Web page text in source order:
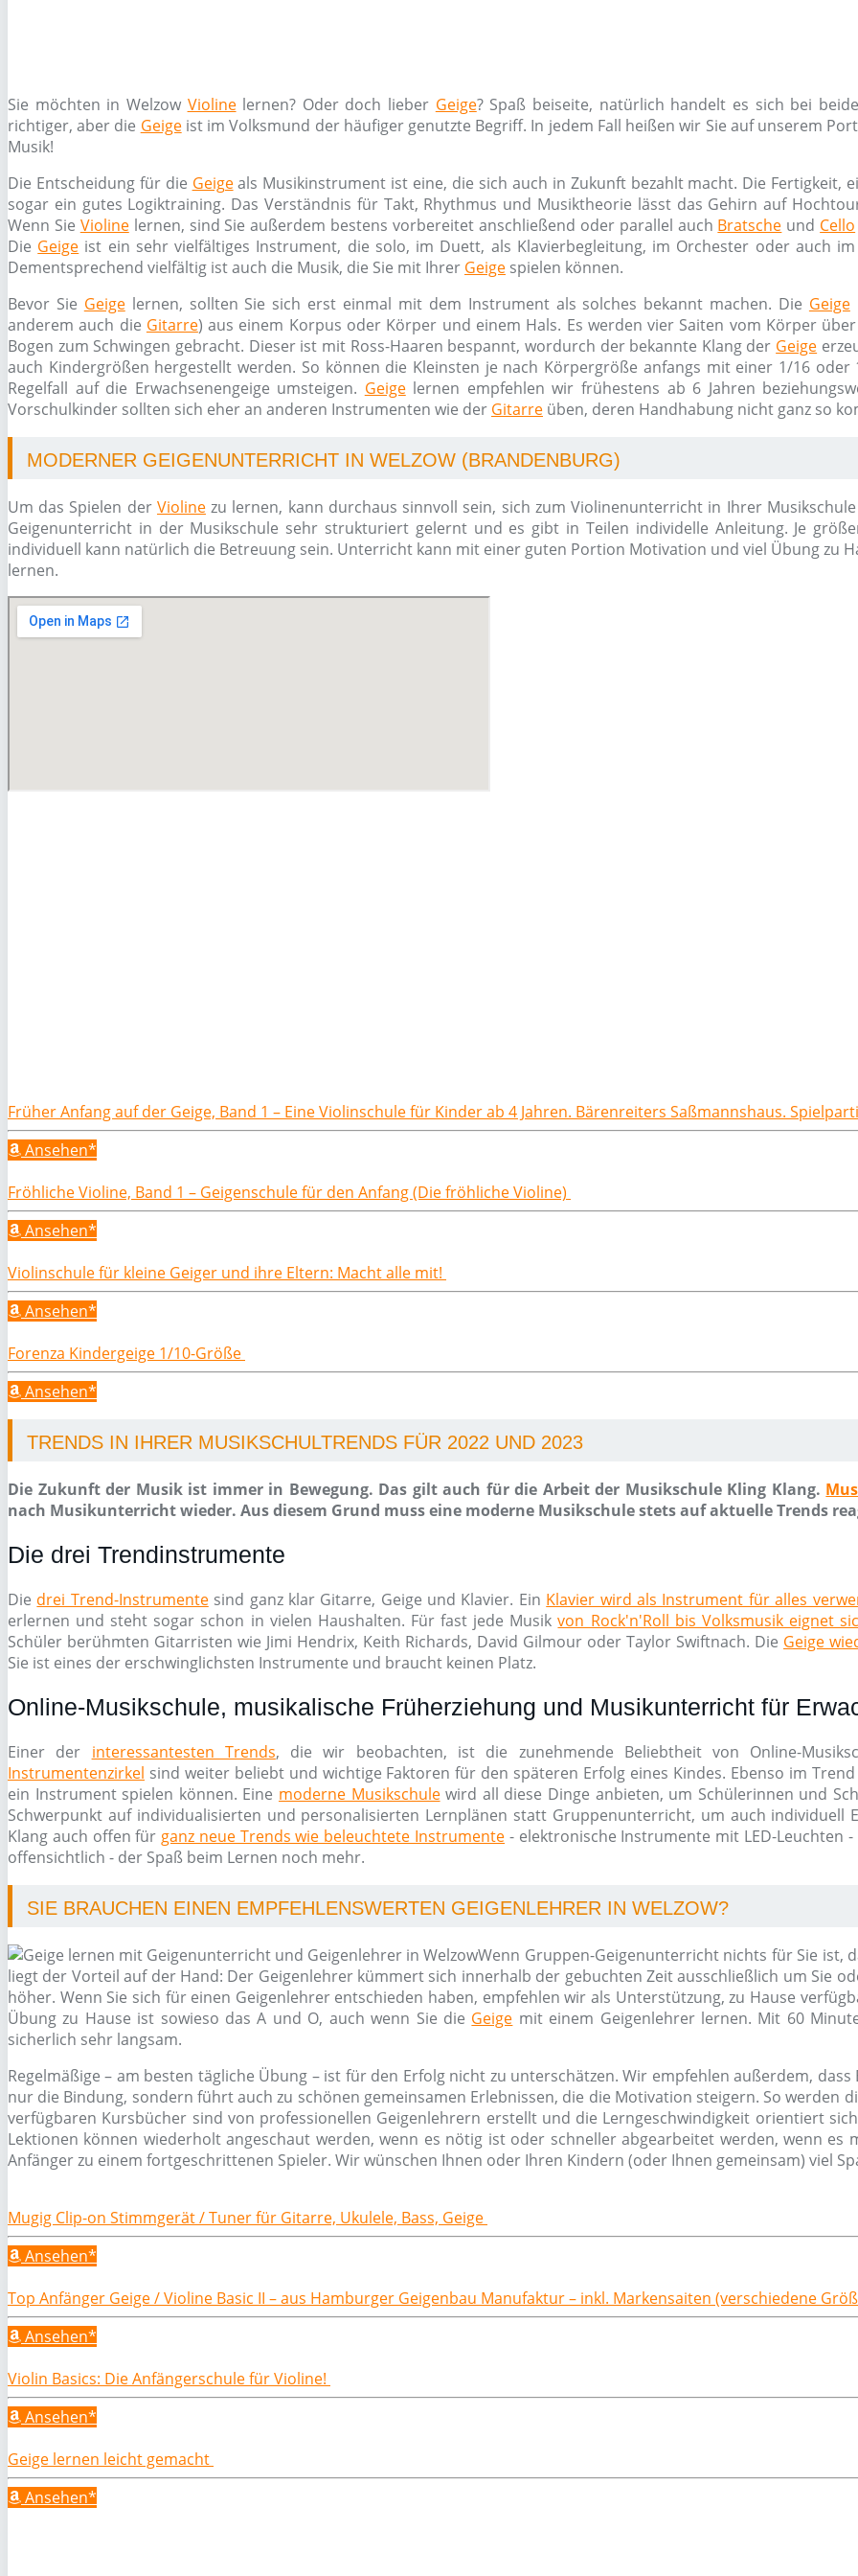
Sie möchten in Welzow Violinelernen? Oder doch lieber Geige? Spaß beiseite, natürlich handelt es sich bei
richtiger, aber die Geigeist im Volksmund der häufiger genutzte Begriff. In jedem Fall heißen wir Sie auf unserem
Musik!
Die Entscheidung für die Geigeals Musikinstrument ist eine, die sich auch in Zukunft bezahlt macht. Die Fertigkeit,
sogar ein gutes Logiktraining. Das Verständnis für Takt, Rhythmus und Musiktheorie lässt das Gehirn auf
Wenn Sie Violinelernen, sind Sie außerdem bestens vorbereitet anschließend oder parallel auch Bratsche und Cello
Die Geige ist ein sehr vielfältiges Instrument, die solo, im Duett, als Klavierbegleitung, im Orchester oder auch
Dementsprechend vielfältig ist auch die Musik, die Sie mit Ihrer Geige spielen können.
Bevor Sie Geigelernen, sollten Sie sich erst einmal mit dem Instrument als solches bekannt machen. Die Geige
anderem auch die Gitarre) aus einem Korpus oder Körper und einem Hals. Es werden vier Saiten vom Körper
Bogen zum Schwingen gebracht. Dieser ist mit Ross-Haaren bespannt, wordurch der bekannte Klang der Geige
auch Kindergrößen hergestellt werden. So können die Kleinsten je nach Körpergröße anfangs mit einer 1/16
Regelfall auf die Erwachsenengeige umsteigen. Geigelernen empfehlen wir frühestens ab 6 Jahren
Vorschulkinder sollten sich eher an anderen Instrumenten wie der Gitarre üben, deren Handhabung nicht ganz so
MODERNER GEIGENUNTERRICHT IN WELZOW (BRANDENBURG)
Um das Spielen der Violinezu lernen, kann durchaus sinnvoll sein, sich zum Violinenunterricht in Ihrer
Geigenunterricht in der Musikschule sehr strukturiert gelernt und es gibt in Teilen individelle Anleitung. Je
individuell kann natürlich die Betreuung sein. Unterricht kann mit einer guten Portion Motivation und viel Übung zu
lernen.
Früher Anfang auf der Geige, Band 1 – Eine Violinschule für Kinder ab 4 Jahren. Bärenreiters Saßmannshaus.
Ansehen*
Fröhliche Violine, Band 1 – Geigenschule für den Anfang (Die fröhliche Violine)
Ansehen*
Violinschule für kleine Geiger und ihre Eltern: Macht alle mit!
Ansehen*
Forenza Kindergeige 1/10-Größe
Ansehen*
TRENDS IN IHRER MUSIKSCHULTRENDS FÜR 2022 UND 2023
Die Zukunft der Musik ist immer in Bewegung. Das gilt auch für die Arbeit der Musikschule Kling Klang.
nach Musikunterricht wieder. Aus diesem Grund muss eine moderne Musikschule stets auf aktuelle Trends
Die drei Trendinstrumente
Die drei Trend-Instrumentesind ganz klar Gitarre, Geige und Klavier. Ein Klavier wird als Instrument für alles
erlernen und steht sogar schon in vielen Haushalten. Für fast jede Musikvon Rock'n'Roll bis Volksmusik eignet
Schüler berühmten Gitarristen wie Jimi Hendrix, Keith Richards, David Gilmour oder Taylor Swiftnach. Die Geige
Sie ist eines der erschwinglichsten Instrumente und braucht keinen Platz.
Online-Musikschule, musikalische Früherziehung und Musikunterricht für
Einer der interessantesten Trends, die wir beobachten, ist die zunehmende Beliebtheit von Online-
Instrumentenzirkel sind weiter beliebt und wichtige Faktoren für den späteren Erfolg eines Kindes. Ebenso im
ein Instrument spielen können. Eine moderne Musikschulewird all diese Dinge anbieten, um Schülerinnen und
Schwerpunkt auf individualisierten und personalisierten Lernplänen statt Gruppenunterricht, um auch individuell
Klang auch offen für ganz neue Trends wie beleuchtete Instrumente - elektronische Instrumente mit LED-Leuchten
offensichtlich - der Spaß beim Lernen noch mehr.
SIE BRAUCHEN EINEN EMPFEHLENSWERTEN GEIGENLEHRER IN WELZOW?
Wenn Gruppen-Geigenunterricht nichts für Sie ist,
liegt der Vorteil auf der Hand: Der Geigenlehrer kümmert sich innerhalb der gebuchten Zeit ausschließlich um Sie
höher. Wenn Sie sich für einen Geigenlehrer entschieden haben, empfehlen wir als Unterstützung, zu Hause
Übung zu Hause ist sowieso das A und O, auch wenn Sie die Geige mit einem Geigenlehrer lernen. Mit 60
sicherlich sehr langsam.
Regelmäßige – am besten tägliche Übung – ist für den Erfolg nicht zu unterschätzen. Wir empfehlen außerdem,
nur die Bindung, sondern führt auch zu schönen gemeinsamen Erlebnissen, die die Motivation steigern. So werden
verfügbaren Kursbücher sind von professionellen Geigenlehrern erstellt und die Lerngeschwindigkeit orientiert
Lektionen können wiederholt angeschaut werden, wenn es nötig ist oder schneller abgearbeitet werden, wenn es
Anfänger zu einem fortgeschrittenen Spieler. Wir wünschen Ihnen oder Ihren Kindern (oder Ihnen gemeinsam) viel
Mugig Clip-on Stimmgerät / Tuner für Gitarre, Ukulele, Bass, Geige
Ansehen*
Top Anfänger Geige / Violine Basic II – aus Hamburger Geigenbau Manufaktur – inkl. Markensaiten (verschiedene
Ansehen*
Violin Basics: Die Anfängerschule für Violine!
Ansehen*
Geige lernen leicht gemacht
Ansehen*